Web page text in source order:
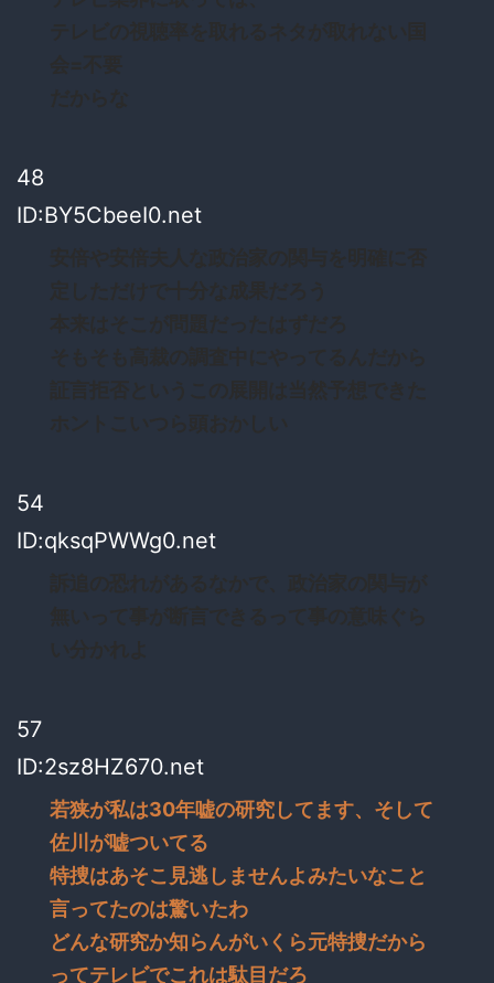
48
ID:BY5CbeeI0.net
54
ID:qksqPWWg0.net
57
ID:2sz8HZ670.net
若狭が私は30年嘘の研究してます、そして
佐川が嘘ついてる
特捜はあそこ見逃しませんよみたいなこと
言ってたのは驚いたわ
どんな研究か知らんがいくら元特捜だから
ってテレビでこれは駄目だろ